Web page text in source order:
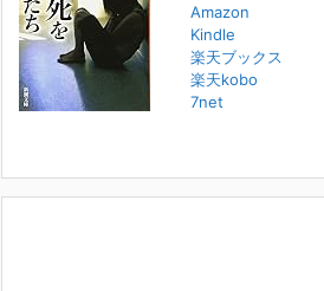
人と“直接”向き合うことの価値
2022年1月14日
2022年になりました。すでに言い尽くされて
コロナ禍は、日々の生活や生き方そのものを
「人に会う」こと一つをとっても、実はさし
Amazon
Kindle
楽天ブックス
楽天kobo
7net